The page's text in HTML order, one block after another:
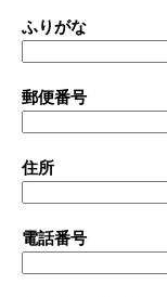
ふりがな
郵便番号
住所
電話番号